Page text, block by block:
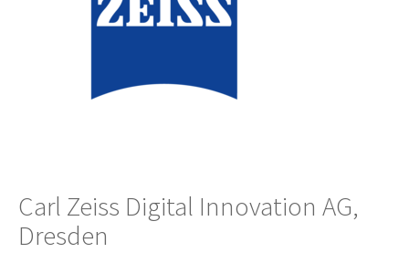
Carl Zeiss Digital Innovation AG,
Dresden